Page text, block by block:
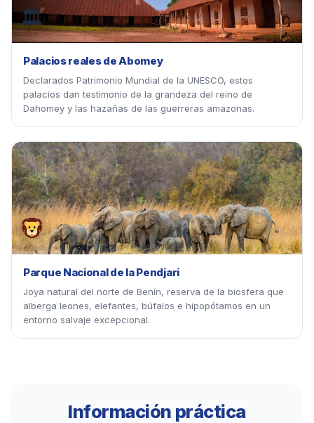
🏛
Palacios reales de Abomey
Declarados Patrimonio Mundial de la UNESCO, estos
palacios dan testimonio de la grandeza del reino de
Dahomey y las hazañas de las guerreras amazonas.
Parque Nacional de la Pendjari
Joya natural del norte de Benín, reserva de la biosfera que
alberga leones, elefantes, búfalos e hipopótamos en un
entorno salvaje excepcional.
Información práctica